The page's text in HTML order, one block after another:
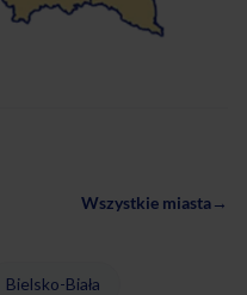
Wszystkie miasta→
Bielsko-Biała